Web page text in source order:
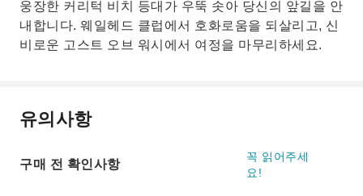
웅장한 커리턱 비치 등대가 우뚝 솟아 당신의 앞길을 안
내합니다. 웨일헤드 클럽에서 호화로움을 되살리고, 신
비로운 고스트 오브 워시에서 여정을 마무리하세요.
유의사항
구매 전 확인사항
꼭 읽어주세
요!